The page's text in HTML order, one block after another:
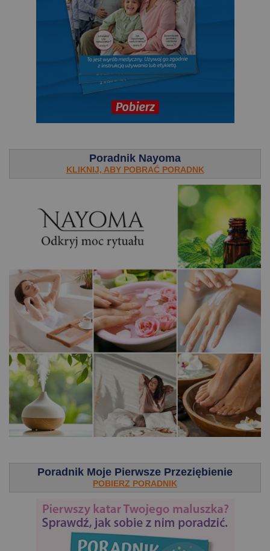
Poradnik Nayoma
KLIKNIJ, ABY POBRAĆ PORADNK
Poradnik Moje Pierwsze Przeziębienie
POBIERZ PORADNIK